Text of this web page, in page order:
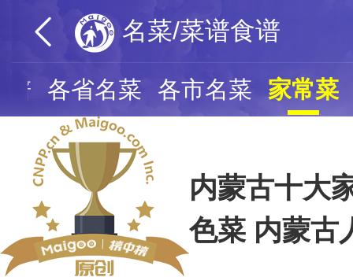
名菜/菜谱食谱
谱 各省名菜 各市名菜 家常菜
内蒙古十大
色菜 内蒙古